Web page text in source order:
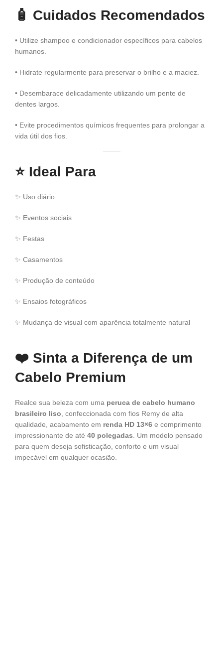
🧴 Cuidados Recomendados
• Utilize shampoo e condicionador específicos para cabelos
humanos.
• Hidrate regularmente para preservar o brilho e a maciez.
• Desembarace delicadamente utilizando um pente de
dentes largos.
• Evite procedimentos químicos frequentes para prolongar a
vida útil dos fios.
⭐ Ideal Para
✨ Uso diário
✨ Eventos sociais
✨ Festas
✨ Casamentos
✨ Produção de conteúdo
✨ Ensaios fotográficos
✨ Mudança de visual com aparência totalmente natural
❤️ Sinta a Diferença de um
Cabelo Premium
Realce sua beleza com uma peruca de cabelo humano
brasileiro liso, confeccionada com fios Remy de alta
qualidade, acabamento em renda HD 13×6 e comprimento
impressionante de até 40 polegadas. Um modelo pensado
para quem deseja sofisticação, conforto e um visual
impecável em qualquer ocasião.